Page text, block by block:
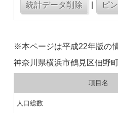
※本ページは平成22年版の
神奈川県横浜市鶴見区佃野
項目名
人口総数